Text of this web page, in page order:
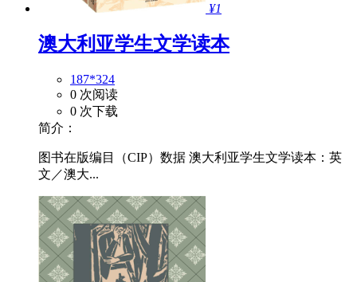
¥1
澳大利亚学生文学读本
187*324
0 次阅读
0 次下载
简介：
图书在版编目（CIP）数据 澳大利亚学生文学读本：英
文／澳大...